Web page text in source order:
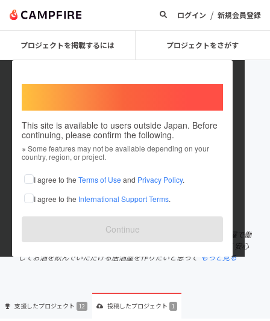
ログイン / 新規会員登録
プロジェクトを掲載するには プロジェクトをさがす
This site is available to users outside Japan. Before
continuing, please confirm the following.
※ Some features may not be available depending on your
country, region, or project.
I agree to the Terms of Use and Privacy Policy.
I agree to the International Support Terms.
Continue
KUNIKAZU YOSHIKAWA
これまでに12回支援して1件のプロジェクトを投稿しています
在住国：日本 現在地：大阪府
出身国：日本 出身地：大阪府
１０年間居酒屋で働いた後、介護職を１１年していました。 居酒屋で働
いた経験と介護職で得た知識を活かして、お家のように気兼ねなく安心
してお酒を飲んでいただける居酒屋を作りたいと思って
もっと見る
支援したプロジェクト 12 投稿したプロジェクト 1